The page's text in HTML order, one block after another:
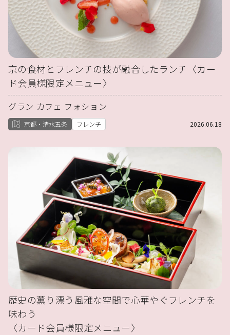
京の食材とフレンチの技が融合したランチ〈カー
ド会員様限定メニュー〉
グラン カフェ フォション
京都・清水五条 フレンチ 2026.06.18
歴史の薫り漂う風雅な空間で心華やぐフレンチを
味わう
〈カード会員様限定メニュー〉